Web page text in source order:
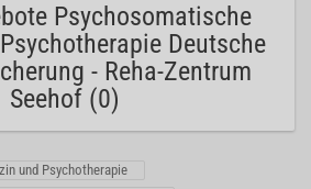
Psychosomatische
Deutsche
- Reha-Zentrum
Seehof (0)
und Psychotherapie